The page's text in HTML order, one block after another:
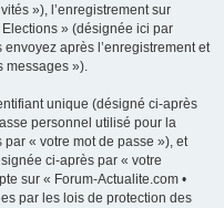
»), l’enregistrement sur
» (désignée ici par
après l’enregistrement et
messages »).
unique (désigné ci-après
personnel utilisé pour la
« votre mot de passe »), et
ci-après par « votre
sur « Forum-Actualite.com •
par les lois de protection des